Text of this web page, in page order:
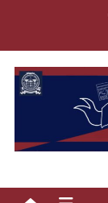
content